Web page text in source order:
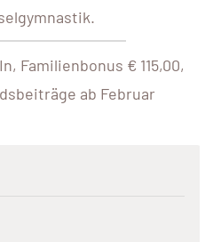
Familienbonus € 115,00,
ab Februar